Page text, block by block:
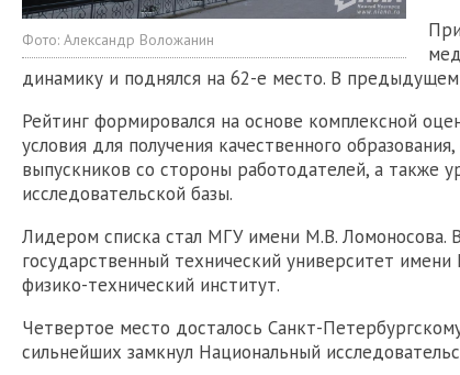
Фото: Александр Воложанин
динамику и поднялся на 62-е место. В
Рейтинг формировался на основе комплексной
условия для получения качественного
выпускников со стороны работодателей, а также
исследовательской базы.
Лидером списка стал МГУ имени М.В. Ломоносова.
государственный технический университет
физико-технический институт.
Четвертое место досталось Санкт-
сильнейших замкнул Национальный